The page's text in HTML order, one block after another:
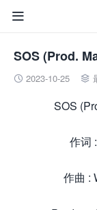

SOS (Prod.
 2023-10-25 
SOS
作词
作曲 :